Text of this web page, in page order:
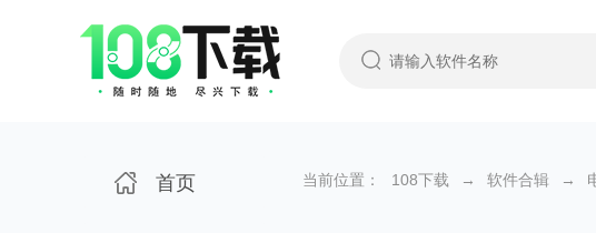
首页 当前位置： 108下载 → 软件合辑 →